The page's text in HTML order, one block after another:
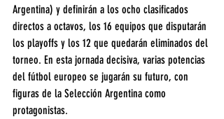
Argentina) y definirán a los ocho clasificados
directos a octavos, los 16 equipos que disputarán
los playoffs y los 12 que quedarán eliminados del
torneo. En esta jornada decisiva, varias potencias
del fútbol europeo se jugarán su futuro, con
figuras de la Selección Argentina como
protagonistas.